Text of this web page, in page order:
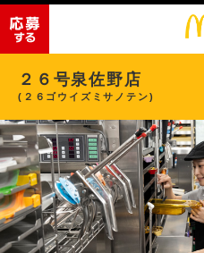
２６号泉佐野店
(２６ゴウイズミサノテン)